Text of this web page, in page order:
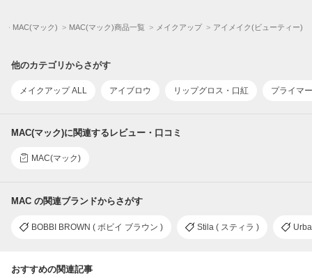
MAC(マック) MAC(マック)商品一覧 メイクアップ アイメイク(ビューティー)
他のカテゴリからさがす
メイクアップ ALL アイブロウ リップグロス・口紅 プライマ
MAC(マック)に関連するレビュー・口コミ
MAC(マック)
MAC の関連ブランドからさがす
BOBBI BROWN ( ボビイ ブラウン ) Stila ( スティラ )
おすすめの関連記事